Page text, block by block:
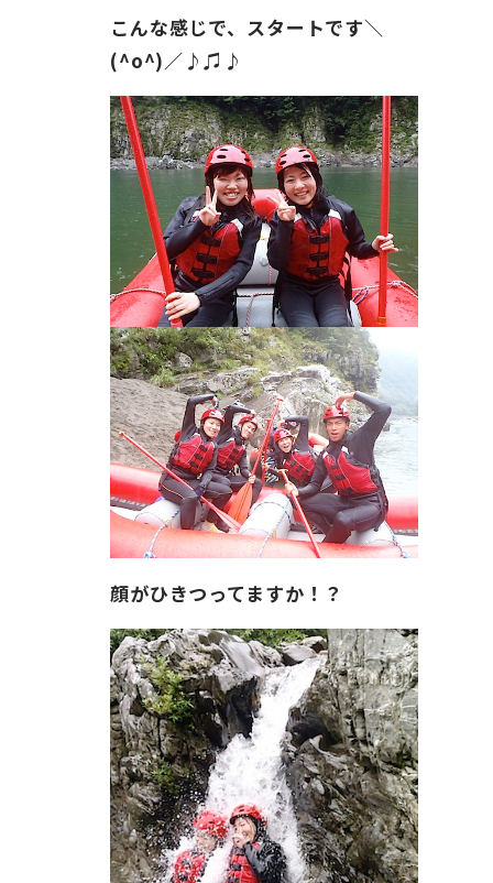
お問い合わせ
ENGLISH
こんな感じで、スタートです＼
(^o^)／♪♫♪
顔がひきつってますか！？